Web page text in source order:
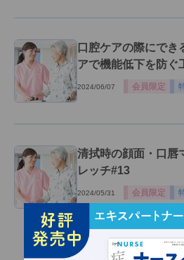
口腔ケアの際にでき
アで機能低下を防ぐ
2024/06/07 会員限定
清拭時の顔面・口唇
レッチ#13
2024/05/31 会員限定
関連記事一